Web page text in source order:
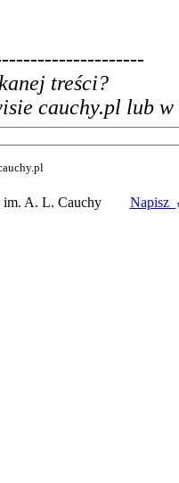
treści?
cauchy.pl lub w
im. A. L. Cauchy Napisz